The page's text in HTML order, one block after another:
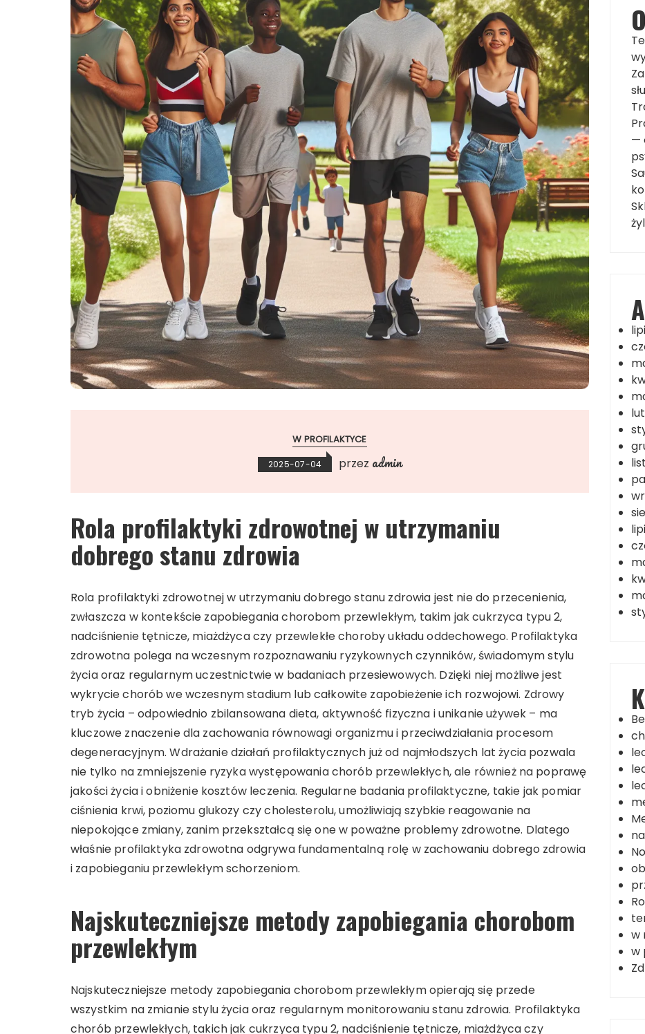
W PROFILAKTYCE
2025-07-04 przez admin
Rola profilaktyki zdrowotnej w utrzymaniu
dobrego stanu zdrowia
Rola profilaktyki zdrowotnej w utrzymaniu dobrego stanu zdrowia jest nie do przecenienia,
zwłaszcza w kontekście zapobiegania chorobom przewlekłym, takim jak cukrzyca typu 2,
nadciśnienie tętnicze, miażdżyca czy przewlekłe choroby układu oddechowego. Profilaktyka
zdrowotna polega na wczesnym rozpoznawaniu ryzykownych czynników, świadomym stylu
życia oraz regularnym uczestnictwie w badaniach przesiewowych. Dzięki niej możliwe jest
wykrycie chorób we wczesnym stadium lub całkowite zapobieżenie ich rozwojowi. Zdrowy
tryb życia – odpowiednio zbilansowana dieta, aktywność fizyczna i unikanie używek – ma
kluczowe znaczenie dla zachowania równowagi organizmu i przeciwdziałania procesom
degeneracyjnym. Wdrażanie działań profilaktycznych już od najmłodszych lat życia pozwala
nie tylko na zmniejszenie ryzyka występowania chorób przewlekłych, ale również na poprawę
jakości życia i obniżenie kosztów leczenia. Regularne badania profilaktyczne, takie jak pomiar
ciśnienia krwi, poziomu glukozy czy cholesterolu, umożliwiają szybkie reagowanie na
niepokojące zmiany, zanim przekształcą się one w poważne problemy zdrowotne. Dlatego
właśnie profilaktyka zdrowotna odgrywa fundamentalną rolę w zachowaniu dobrego zdrowia
i zapobieganiu przewlekłym schorzeniom.
Najskuteczniejsze metody zapobiegania chorobom
przewlekłym
Najskuteczniejsze metody zapobiegania chorobom przewlekłym opierają się przede
wszystkim na zmianie stylu życia oraz regularnym monitorowaniu stanu zdrowia. Profilaktyka
chorób przewlekłych, takich jak cukrzyca typu 2, nadciśnienie tętnicze, miażdżyca czy
—
w
w